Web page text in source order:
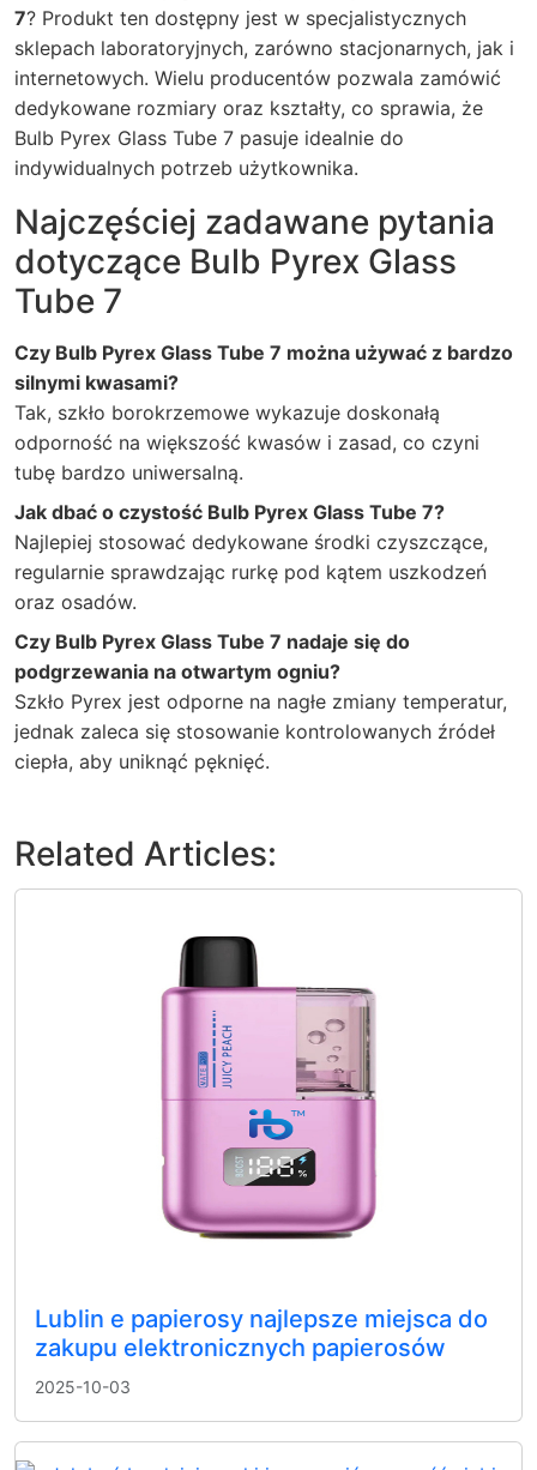
7? Produkt ten dostępny jest w specjalistycznych
sklepach laboratoryjnych, zarówno stacjonarnych, jak i
internetowych. Wielu producentów pozwala zamówić
dedykowane rozmiary oraz kształty, co sprawia, że
Bulb Pyrex Glass Tube 7 pasuje idealnie do
indywidualnych potrzeb użytkownika.
Najczęściej zadawane pytania
dotyczące Bulb Pyrex Glass
Tube 7
Czy Bulb Pyrex Glass Tube 7 można używać z bardzo
silnymi kwasami?
Tak, szkło borokrzemowe wykazuje doskonałą
odporność na większość kwasów i zasad, co czyni
tubę bardzo uniwersalną.
Jak dbać o czystość Bulb Pyrex Glass Tube 7?
Najlepiej stosować dedykowane środki czyszczące,
regularnie sprawdzając rurkę pod kątem uszkodzeń
oraz osadów.
Czy Bulb Pyrex Glass Tube 7 nadaje się do
podgrzewania na otwartym ogniu?
Szkło Pyrex jest odporne na nagłe zmiany temperatur,
jednak zaleca się stosowanie kontrolowanych źródeł
ciepła, aby uniknąć pęknięć.
Related Articles:
Lublin e papierosy najlepsze miejsca do
zakupu elektronicznych papierosów
2025-10-03